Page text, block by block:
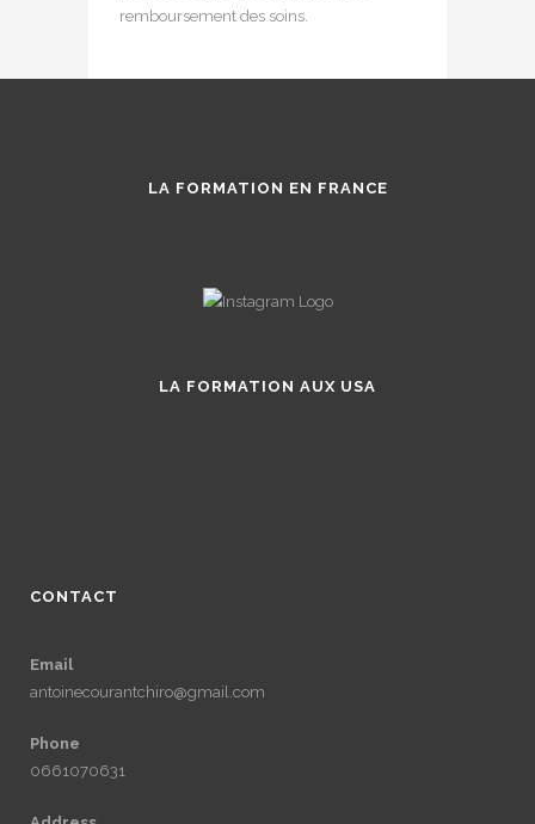
remboursement des soins.
LA FORMATION EN FRANCE
LA FORMATION AUX USA
CONTACT
Email
antoinecourantchiro@gmail.com
Phone
0661070631